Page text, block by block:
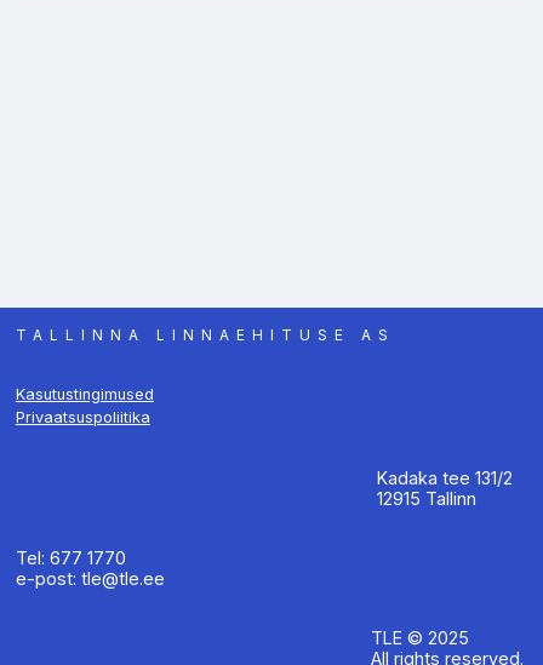
TALLINNA LINNAEHITUSE AS
Kasutustingimused
Privaatsuspoliitika
Kadaka tee 131/2
12915 Tallinn
Tel: 677 1770
e-post: tle@tle.ee
TLE © 2025
All rights reserved.